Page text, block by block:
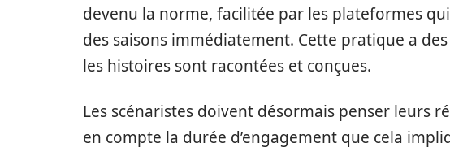
devenu la norme, facilitée par les plateformes
des saisons immédiatement. Cette pratique a
les histoires sont racontées et conçues.
Les scénaristes doivent désormais penser leurs
en compte la durée d’engagement que cela